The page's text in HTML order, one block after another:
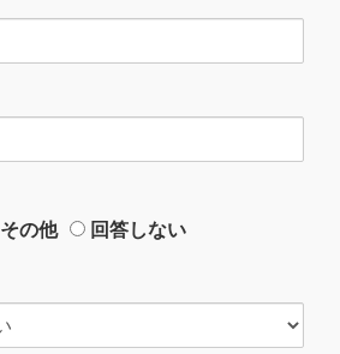
その他
回答しない